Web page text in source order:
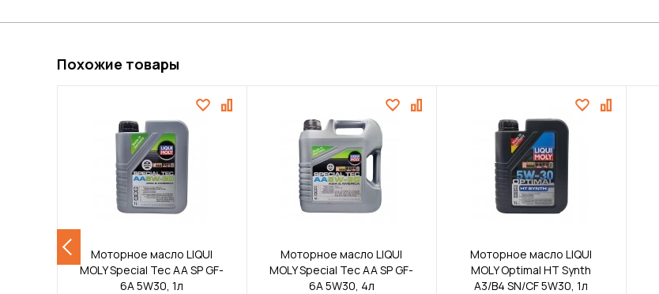
Похожие товары
Моторное масло LIQUI
MOLY Special Tec AA SP GF-
6A 5W30, 1л
Моторное масло LIQUI
MOLY Special Tec AA SP GF-
6A 5W30, 4л
Моторное масло LIQUI
MOLY Optimal HT Synth
A3/B4 SN/CF 5W30, 1л